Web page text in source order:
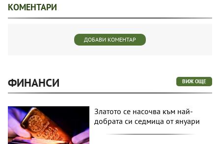
КОМЕНТАРИ
ДОБАВИ КОМЕНТАР
ФИНАНСИ ВИЖ ОЩЕ
Златото се насочва към най-
добрата си седмица от януари